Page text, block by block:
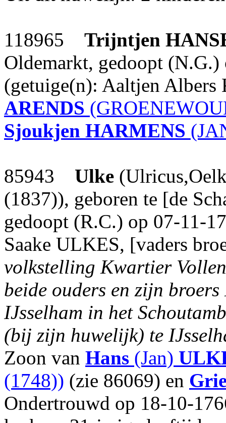
118965 Trijntjen
Oldemarkt, gedoopt
(getuige(n): Aaltjen
ARENDS
Sjoukjen HARMENS
85943 Ulke
(1837)), geboren te [de
gedoopt (R.C.) op 07-11-
Saake ULKES, [vaders
volkstelling Kwartier
beide ouders en zijn
IJsselham in het
(bij zijn huwelijk) te
Zoon van Hans (Jan)
(1748)) (zie 86069) en
Ondertrouwd op 18-10-